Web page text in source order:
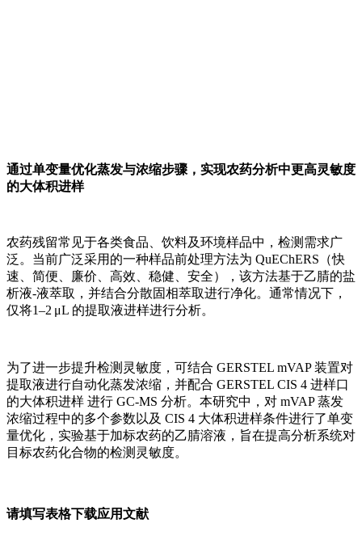
通过单变量优化蒸发与浓缩步骤，实现农药分析中更高灵敏度
的大体积进样
农药残留常见于各类食品、饮料及环境样品中，检测需求广
泛。当前广泛采用的一种样品前处理方法为 QuEChERS（快
速、简便、廉价、高效、稳健、安全），该方法基于乙腈的盐
析液-液萃取，并结合分散固相萃取进行净化。通常情况下，
仅将1–2 μL 的提取液进样进行分析。
为了进一步提升检测灵敏度，可结合 GERSTEL mVAP 装置对
提取液进行自动化蒸发浓缩，并配合 GERSTEL CIS 4 进样口
的大体积进样 进行 GC-MS 分析。本研究中，对 mVAP 蒸发
浓缩过程中的多个参数以及 CIS 4 大体积进样条件进行了单变
量优化，实验基于加标农药的乙腈溶液，旨在提高分析系统对
目标农药化合物的检测灵敏度。
请填写表格下载应用文献